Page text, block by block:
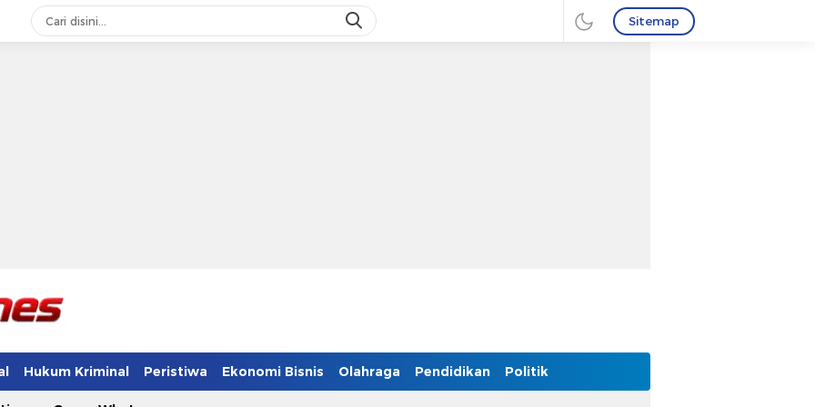
Sitemap
Hukum Kriminal Peristiwa Ekonomi Bisnis Olahraga Pendidikan Politik